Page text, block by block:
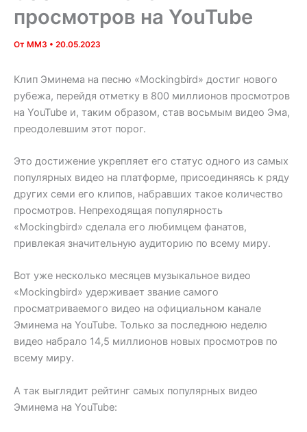
просмотров на YouTube
От MM3 • 20.05.2023
Клип Эминема на песню «Mockingbird» достиг нового
рубежа, перейдя отметку в 800 миллионов просмотров
на YouTube и, таким образом, став восьмым видео Эма,
преодолевшим этот порог.
Это достижение укрепляет его статус одного из самых
популярных видео на платформе, присоединяясь к ряду
других семи его клипов, набравших такое количество
просмотров. Непреходящая популярность
«Mockingbird» сделала его любимцем фанатов,
привлекая значительную аудиторию по всему миру.
Вот уже несколько месяцев музыкальное видео
«Mockingbird» удерживает звание самого
просматриваемого видео на официальном канале
Эминема на YouTube. Только за последнюю неделю
видео набрало 14,5 миллионов новых просмотров по
всему миру.
А так выглядит рейтинг самых популярных видео
Эминема на YouTube: